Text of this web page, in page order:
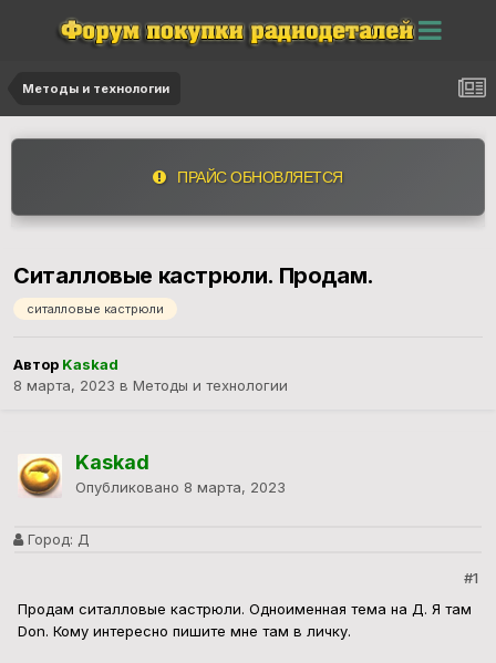
Методы и технологии
ПРАЙС ОБНОВЛЯЕТСЯ
Ситалловые кастрюли. Продам.
ситалловые кастрюли
Автор Kaskad
8 марта, 2023 в Методы и технологии
Kaskad
Опубликовано 8 марта, 2023
Город: Д
#1
Продам ситалловые кастрюли. Одноименная тема на Д. Я там
Don. Кому интересно пишите мне там в личку.